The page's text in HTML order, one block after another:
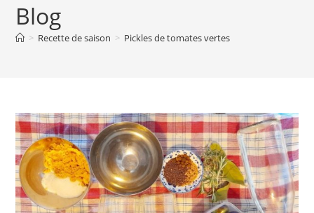
Blog
> Recette de saison > Pickles de tomates vertes